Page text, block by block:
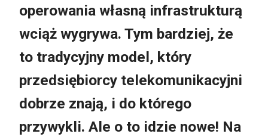
operowania własną infrastrukturą
wciąż wygrywa. Tym bardziej, że
to tradycyjny model, który
przedsiębiorcy telekomunikacyjni
dobrze znają, i do którego
przywykli. Ale o to idzie nowe! Na